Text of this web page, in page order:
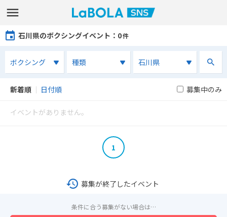
石川県のボクシングイベント ：0件
新着順 ｜ 日付順 募集中のみ
イベントがありません。
1
募集が終了したイベント
条件に合う募集がない場合は…